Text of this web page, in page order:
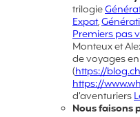
trilogie
Expat,
Premiers pas
Monteux et
de voyages
(https://
https://
d’aventuriers
Nous faisons